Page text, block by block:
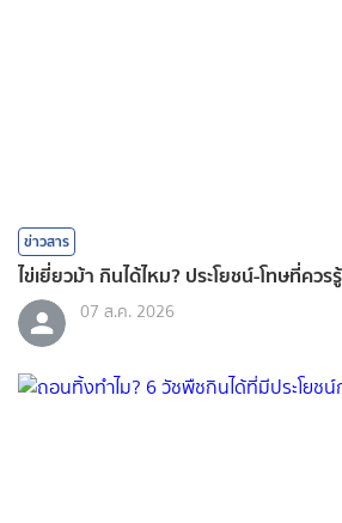
ข่าวสาร
ไข่เยี่ยวม้า กินได้ไหม? ประโยชน์-โทษที่คว
07 ส.ค. 2026